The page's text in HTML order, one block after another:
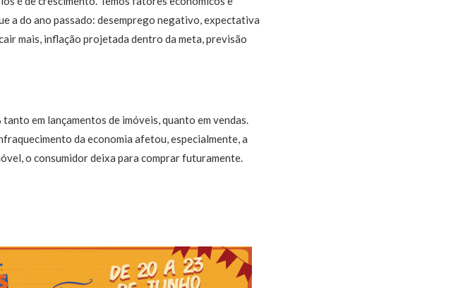
a do ano passado: desemprego negativo, expectativa
mais, inflação projetada dentro da meta, previsão
em lançamentos de imóveis, quanto em vendas.
da economia afetou, especialmente, a
o consumidor deixa para comprar futuramente.